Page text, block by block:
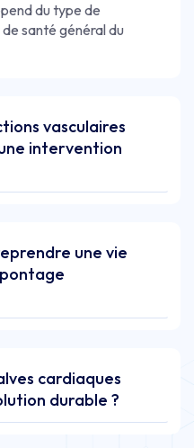
du type de
santé général du
vasculaires
intervention
une vie
cardiaques
durable ?